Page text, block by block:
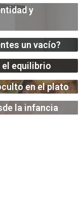
y
un vacío?
el equilibrio
en el plato
la infancia